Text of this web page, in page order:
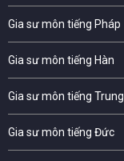
Gia sư môn tiếng Pháp
Gia sư môn tiếng Hàn
Gia sư môn tiếng Trung
Gia sư môn tiếng Đức